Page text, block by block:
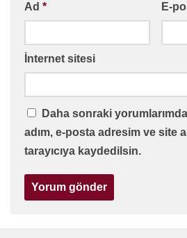
Ad * E-
İnternet sitesi
Daha sonraki
adım, e-posta adresim ve site
tarayıcıya kaydedilsin.